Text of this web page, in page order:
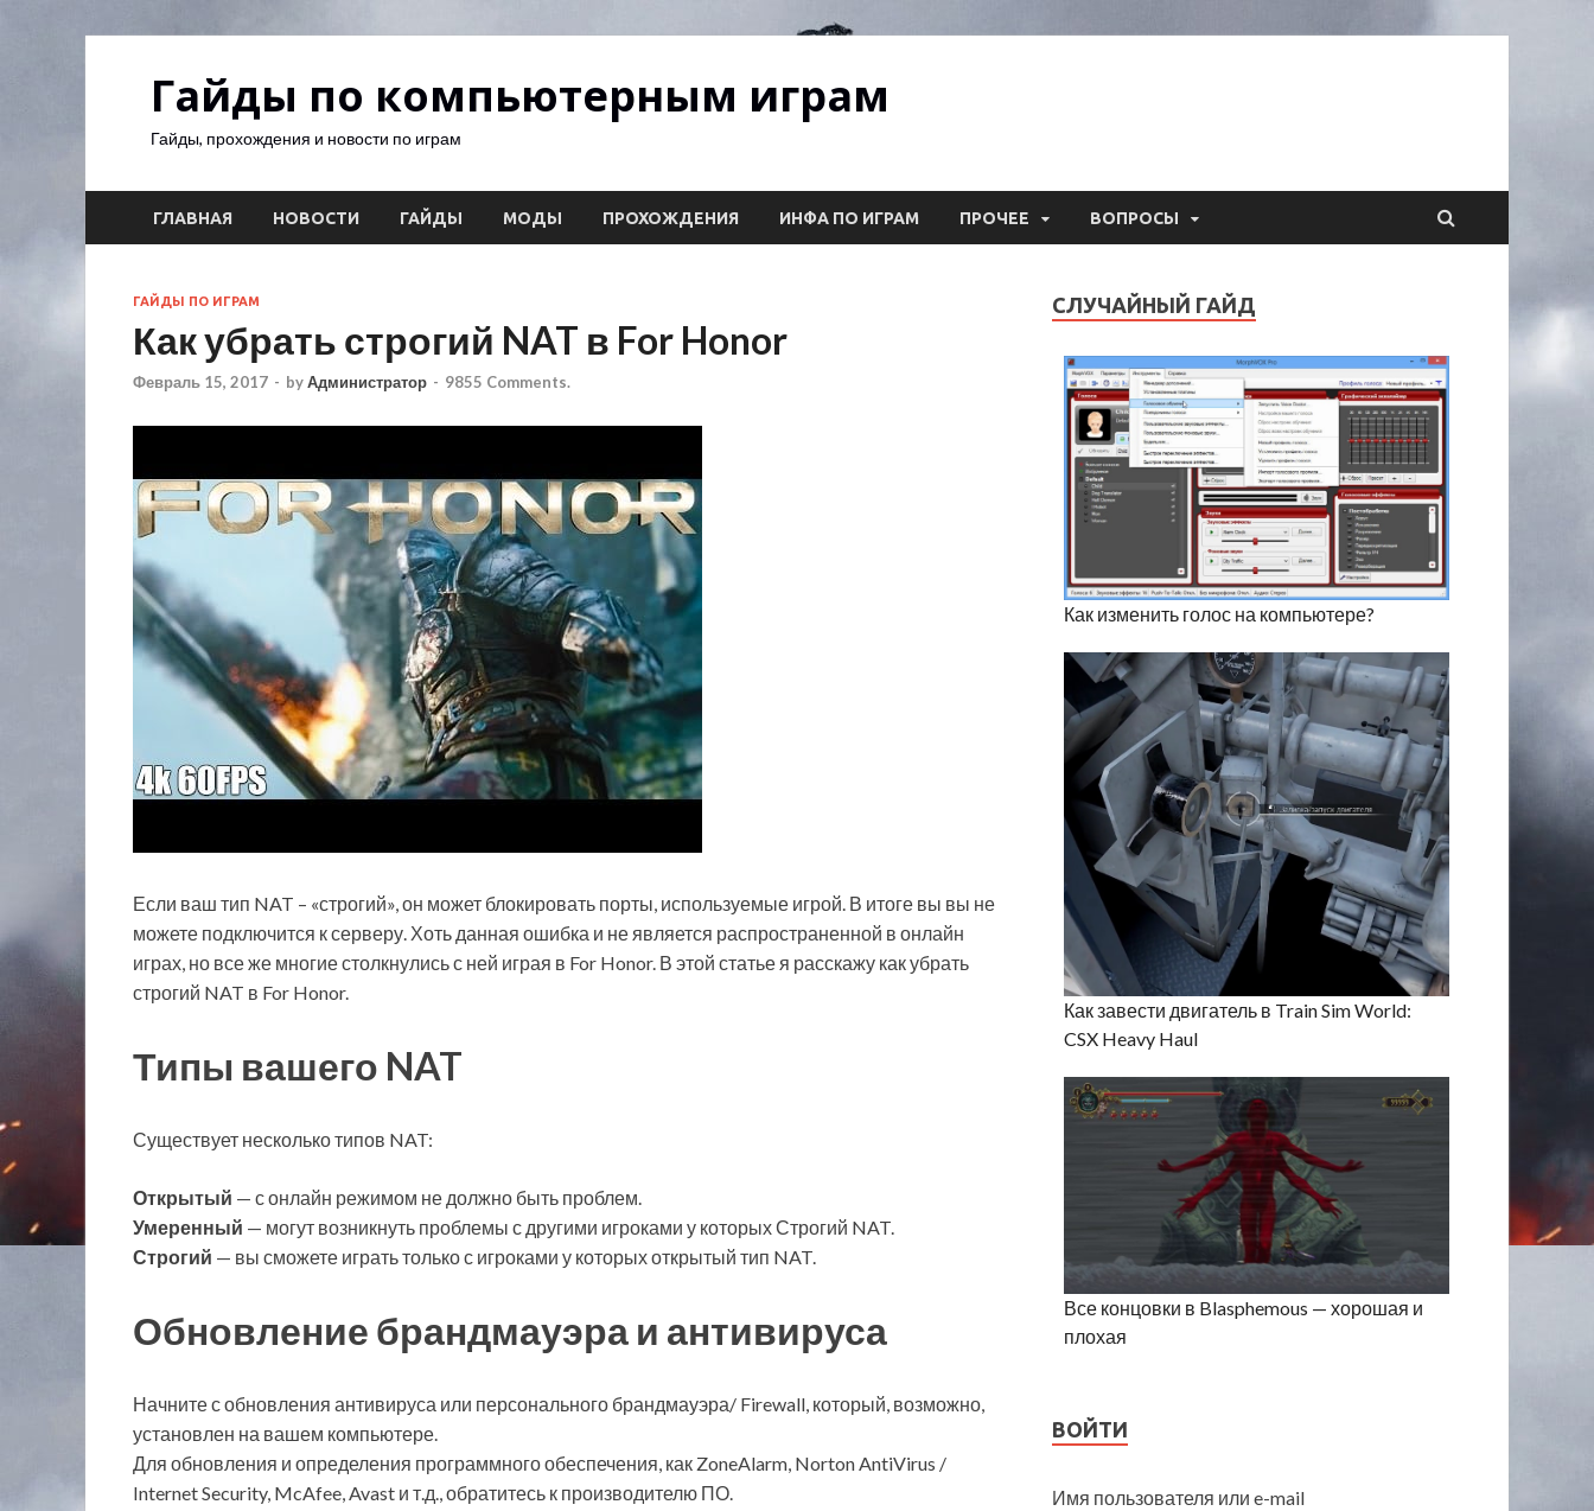
Гайды по компьютерным играм
Гайды, прохождения и новости по играм
ГЛАВНАЯ НОВОСТИ ГАЙДЫ МОДЫ ПРОХОЖДЕНИЯ ИНФА ПО ИГРАМ ПРОЧЕЕ ВОПРОСЫ
ГАЙДЫ ПО ИГРАМ
Как убрать строгий NAT в For Honor
Февраль 15, 2017 - byАдминистратор - 9855 Comments.
Если ваш тип NAT – «строгий», он может блокировать порты, используемые игрой. В итоге вы вы не
можете подключится к серверу. Хоть данная ошибка и не является распространенной в онлайн
играх, но все же многие столкнулись с ней играя в For Honor. В этой статье я расскажу как убрать
строгий NAT в For Honor.
Типы вашего NAT
Существует несколько типов NAT:
Открытый — с онлайн режимом не должно быть проблем.
Умеренный — могут возникнуть проблемы с другими игроками у которых Строгий NAT.
Строгий — вы сможете играть только с игроками у которых открытый тип NAT.
Обновление брандмауэра и антивируса
Начните с обновления антивируса или персонального брандмауэра/ Firewall, который, возможно,
установлен на вашем компьютере.
Для обновления и определения программного обеспечения, как ZoneAlarm, Norton AntiVirus /
Internet Security, McAfee, Avast и т.д., обратитесь к производителю ПО.
СЛУЧАЙНЫЙ ГАЙД
Как изменить голос на компьютере?
Как завести двигатель в Train Sim World:
CSX Heavy Haul
Все концовки в Blasphemous — хорошая и
плохая
ВОЙТИ
Имя пользователя или e-mail